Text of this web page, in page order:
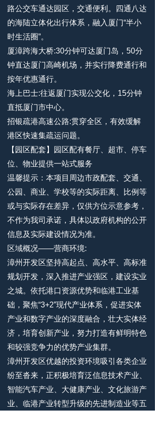
路公交车通达园区，交通便利。四通八达
的海陆立体化出行体系，融入厦门“半小
时生活圈”。
厦漳跨海大桥:30分钟可达厦门岛，50分
钟直达厦门高崎机场，并实行降费通行和
按年优惠通行。
海上巴士:往返厦门实现公交化，15分钟
直抵厦门市中心。
招银疏港高速公路:贯穿全区，有效缓解
港区快速集疏运问题。
【园区配套】园区配有餐厅、超市、停车
位、物业提供一站式服务
温馨提⽰：本项⽬周边市政配套、交通、
公园、商业、学校等的实际距离、⽐例等
或与实际存在差异，仅供⽅位⽰意参考，
不作为我司承诺，具体以政府机构的公开
信息及实际建设情况为准。
区域概况——营商环境:
漳州开发区坚持⾼起点、⾼⽔平、⾼标准
规划开发，深⼊推进产业强区，建设实业
之城。依托港⼝资源优势和临港⼯业基
础，聚焦“3+2”现代产业体系，促进实体
产业和数字产业的深度融合，壮⼤实体经
济，培育创新产业，努⼒打造有鲜明特⾊
和较强竞争⼒的优势产业集群。
漳州开发区优越的投资环境吸引各类企业
纷⾄沓来，正积极培育泛信息技术产业、
智能汽⻋产业、⼤健康产业、⽂化旅游产
业、临港产业转型升级的先进制造业等五